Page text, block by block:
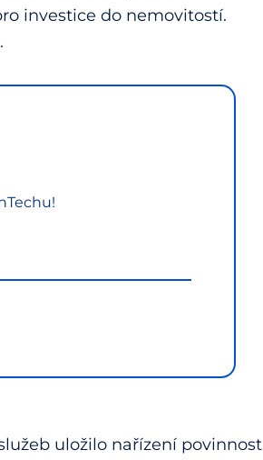
investice do nemovitostí.
uložilo nařízení povinnost